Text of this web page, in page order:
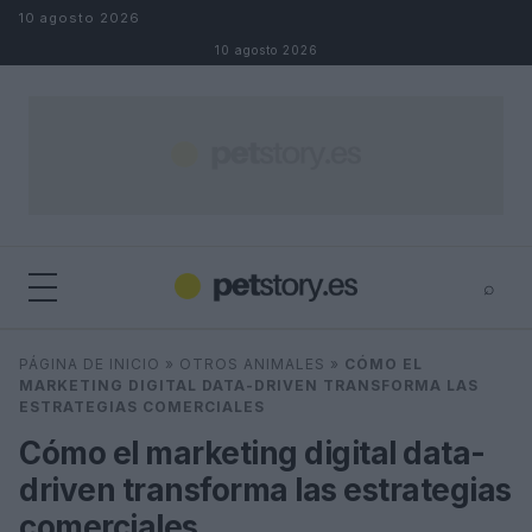
Saltar al contenido
10 agosto 2026
10 agosto 2026
⌕
Buscar
PÁGINA DE INICIO » OTROS ANIMALES » CÓMO EL
MARKETING DIGITAL DATA-DRIVEN TRANSFORMA LAS
ESTRATEGIAS COMERCIALES
Cómo el marketing digital data-
driven transforma las estrategias